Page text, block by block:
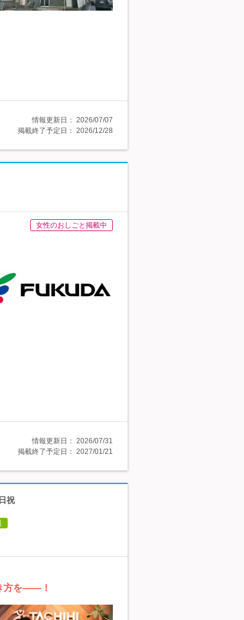
情報更新日： 2026/07/07
掲載終了予定日： 2026/12/28
女性のおしごと掲載中
情報更新日： 2026/07/31
掲載終了予定日： 2027/01/21
祝
方を――！